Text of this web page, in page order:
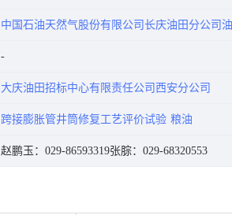
中国石油天然气股份有限公司长庆油田分公司
大庆油田招标中心有限责任公司西安分公司
跨接膨胀管井筒修复工艺评价试验 粮油
赵鹏玉：029-86593319张腙：029-68320553